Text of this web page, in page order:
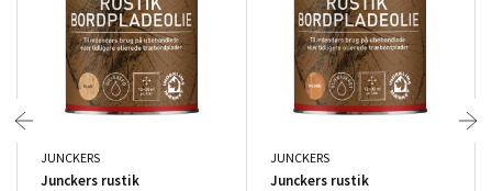
JUNCKERS
Junckers rustik
JUNCKERS
Junckers rustik